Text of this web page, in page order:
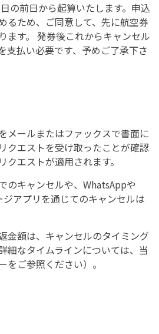
の前日から起算いたします。申込
るため、ご同意して、先に航空券
ます。 発券後これからキャンセル
支払い必要です、予めご了承下さ
メールまたはファックスで書面に
クエストを受け取ったことが確認
クエストが適用されます。
のキャンセルや、WhatsAppや
アプリを通じてのキャンセルは
金額は、キャンセルのタイミング
細なタイムラインについては、当
をご参照ください）。